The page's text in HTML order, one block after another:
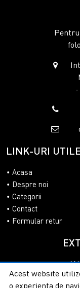
LINK-URI UTILE
Acasa
Despre noi
Categorii
Contact
Formular retur
Acest website
o experienta de